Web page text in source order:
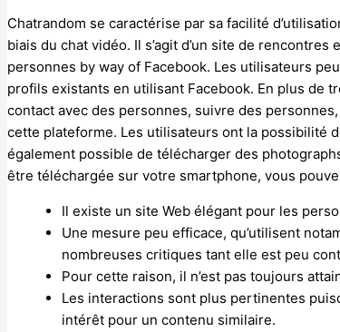
Chatrandom se caractérise par sa facilité
biais du chat vidéo. Il s’agit d’un site de
personnes by way of Facebook. Les utilisateurs
profils existants en utilisant Facebook. En plus de
contact avec des personnes, suivre des
cette plateforme. Les utilisateurs ont la possibilité
également possible de télécharger des
être téléchargée sur votre smartphone, vous
Il existe un site Web élégant pour les
Une mesure peu efficace, qu’utilisent
nombreuses critiques tant elle est peu
Pour cette raison, il n’est pas toujours
Les interactions sont plus pertinentes
intérêt pour un contenu similaire.